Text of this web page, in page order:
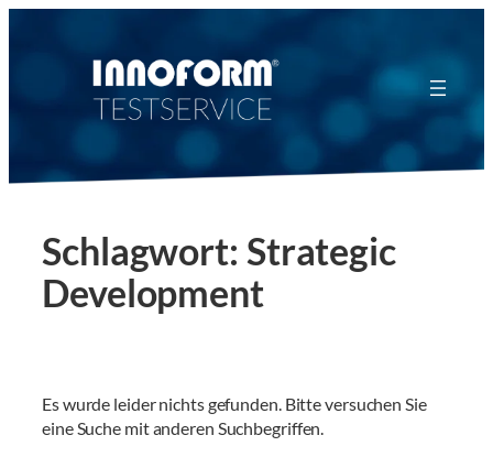
Schlagwort: Strategic
Development
Es wurde leider nichts gefunden. Bitte versuchen Sie
eine Suche mit anderen Suchbegriffen.